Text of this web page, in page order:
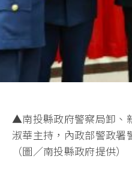
▲南投縣政府警察局卸、
淑華主持，內政部警政署
（圖／南投縣政府提供）